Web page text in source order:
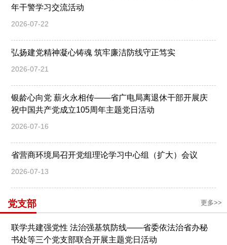
年干警学习交流活动
2026-07-22
弘扬建党精神凝心铸魂 筑牢廉洁防线守正笃实
2026-07-21
银龄心向党 薪火永相传——省广电局离退休干部开展庆
祝中国共产党成立105周年主题党日活动
2026-07-16
省营商环境局召开党组理论学习中心组（扩大）会议
2026-07-13
党支部 更多>>
联学共建强党性 法治强基筑防线——省委依法治省办秘
书处等三个党支部联合开展主题党日活动